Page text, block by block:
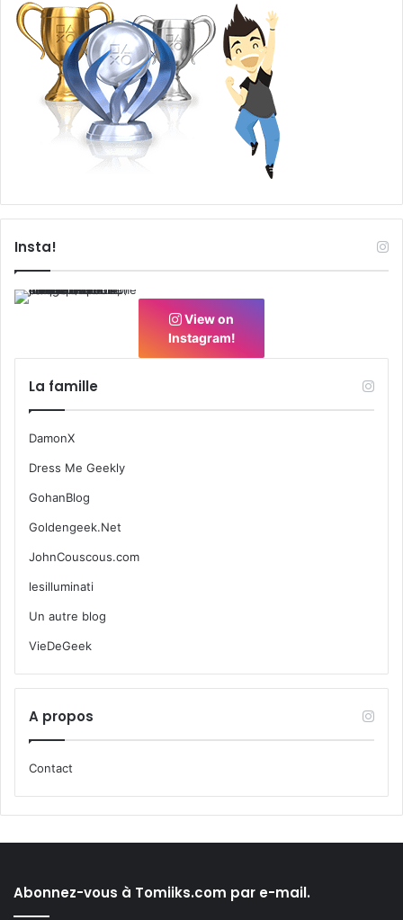
Insta!
View on
Instagram!
La famille
DamonX
Dress Me Geekly
GohanBlog
Goldengeek.Net
JohnCouscous.com
lesilluminati
Un autre blog
VieDeGeek
A propos
Contact
Abonnez-vous à Tomiiks.com par e-mail.